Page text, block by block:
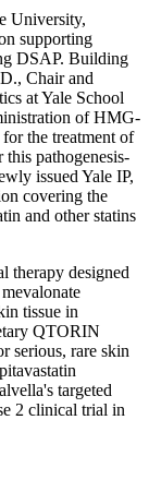
University,
supporting
DSAP. Building
Chair and
at Yale School
of HMG-
the treatment of
pathogenesis-
issued Yale IP,
covering the
and other statins
therapy designed
tissue in
QTORIN
serious, rare skin
targeted
2 clinical trial in